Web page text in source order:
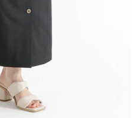
之「AFTEE先享後付」服務完成之交
資料，並將交易相關給付款項請求債
下網址：
理人或監護人之同意方可使用
者引起之損失，本公司不負相關責
據個別帳號之用戶狀況，依本公司即
運費
運費
免運費